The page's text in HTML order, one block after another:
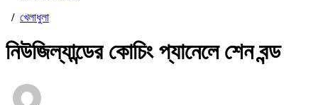
/ খেলাধুলা
নিউজিল্যান্ডের কোচিং প্যানেলে শেন বন্ড